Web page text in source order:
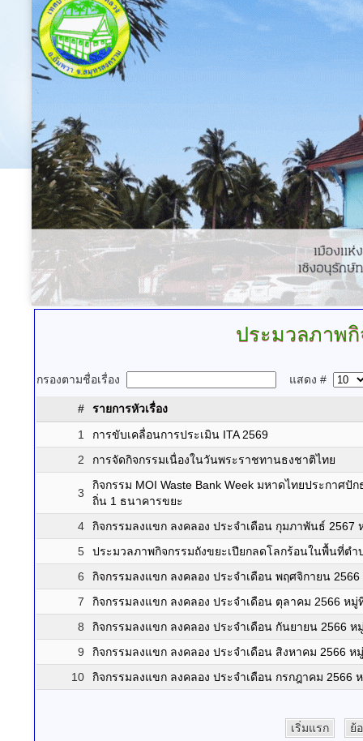
ประมวลภาพ
กรองตามชื่อเรื่อง แสดง #
#
รายการหัวเรื่อง
1
การขับเคลื่อนการประเมิน ITA 2569
2
การจัดกิจกรรมเนื่องในวันพระราชทานธงชาติไทย
3
กิจกรรม MOI Waste Bank Week มหาดไทยประกาศปั
ถิ่น 1 ธนาคารขยะ
4
กิจกรรมลงแขก ลงคลอง ประจำเดือน กุมภาพันธ์ 2567
5
ประมวลภาพกิจกรรมถังขยะเปียกลดโลกร้อนในพื้นที่ตำ
6
กิจกรรมลงแขก ลงคลอง ประจำเดือน พฤศจิกายน
7
กิจกรรมลงแขก ลงคลอง ประจำเดือน ตุลาคม 2566 หมู่
8
กิจกรรมลงแขก ลงคลอง ประจำเดือน กันยายน 2566 ห
9
กิจกรรมลงแขก ลงคลอง ประจำเดือน สิงหาคม 2566 ห
10
กิจกรรมลงแขก ลงคลอง ประจำเดือน กรกฎาคม 2566
เริ่มแรก ย้